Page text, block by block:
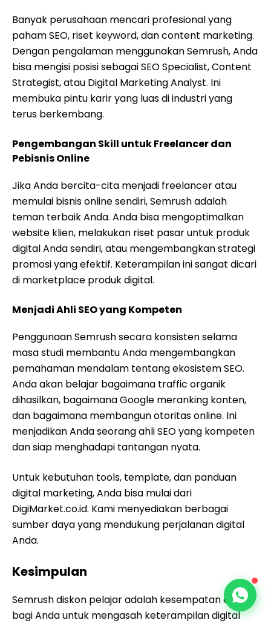
Banyak perusahaan mencari profesional yang
paham SEO, riset keyword, dan content marketing.
Dengan pengalaman menggunakan Semrush, Anda
bisa mengisi posisi sebagai SEO Specialist, Content
Strategist, atau Digital Marketing Analyst. Ini
membuka pintu karir yang luas di industri yang
terus berkembang.
Pengembangan Skill untuk Freelancer dan
Pebisnis Online
Jika Anda bercita-cita menjadi freelancer atau
memulai bisnis online sendiri, Semrush adalah
teman terbaik Anda. Anda bisa mengoptimalkan
website klien, melakukan riset pasar untuk produk
digital Anda sendiri, atau mengembangkan strategi
promosi yang efektif. Keterampilan ini sangat dicari
di marketplace produk digital.
Menjadi Ahli SEO yang Kompeten
Penggunaan Semrush secara konsisten selama
masa studi membantu Anda mengembangkan
pemahaman mendalam tentang ekosistem SEO.
Anda akan belajar bagaimana traffic organik
dihasilkan, bagaimana Google meranking konten,
dan bagaimana membangun otoritas online. Ini
menjadikan Anda seorang ahli SEO yang kompeten
dan siap menghadapi tantangan nyata.
Untuk kebutuhan tools, template, dan panduan
digital marketing, Anda bisa mulai dari
DigiMarket.co.id. Kami menyediakan berbagai
sumber daya yang mendukung perjalanan digital
Anda.
Kesimpulan
Semrush diskon pelajar adalah kesempatan emas
bagi Anda untuk mengasah keterampilan digital